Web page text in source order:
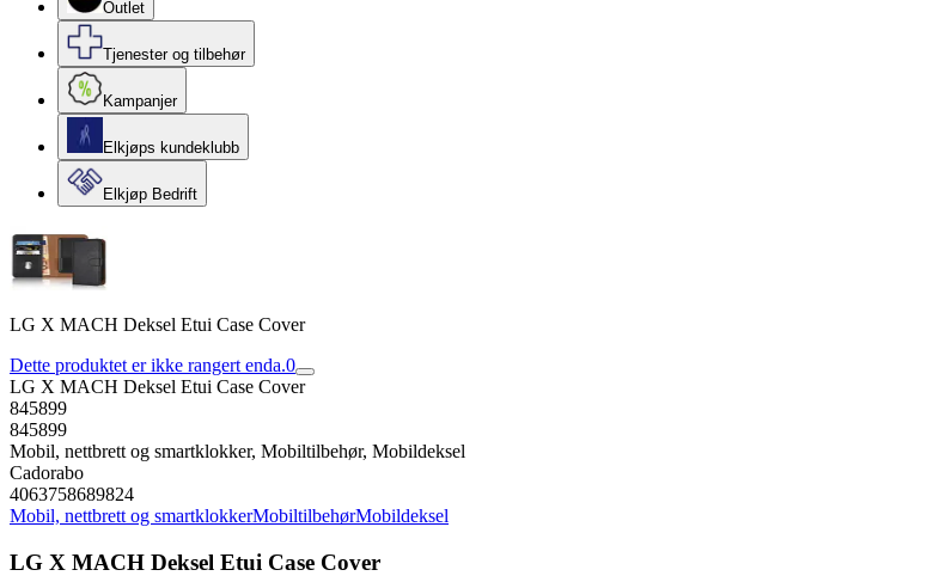
Outlet
Tjenester og tilbehør
Kampanjer
Elkjøps kundeklubb
Elkjøp Bedrift
LG X MACH Deksel Etui Case Cover
Dette produktet er ikke rangert enda.0
LG X MACH Deksel Etui Case Cover
845899
845899
Mobil, nettbrett og smartklokker, Mobiltilbehør, Mobildeksel
Cadorabo
4063758689824
Mobil, nettbrett og smartklokkerMobiltilbehørMobildeksel
LG X MACH Deksel Etui Case Cover